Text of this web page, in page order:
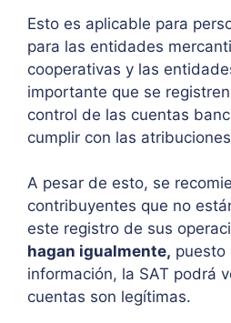
Esto es aplicable para
para las entidades
cooperativas y las
importante que se
control de las cuentas
cumplir con las
A pesar de esto, se
contribuyentes que no
este registro de sus
hagan igualmente, puesto
información, la SAT podrá
cuentas son legítimas.